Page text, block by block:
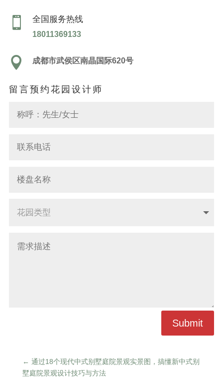
 全国服务热线
18011369133
 成都市武侯区南晶国际620号
留言预约花园设计师
Submit
← 通过18个现代中式别墅庭院景观实景图，搞懂新中式别
墅庭院景观设计技巧与方法